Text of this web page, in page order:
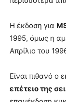
Η έκδοση για
1995, όμως η
Απρίλιο του
Είναι πιθανό ο
επέτειο της